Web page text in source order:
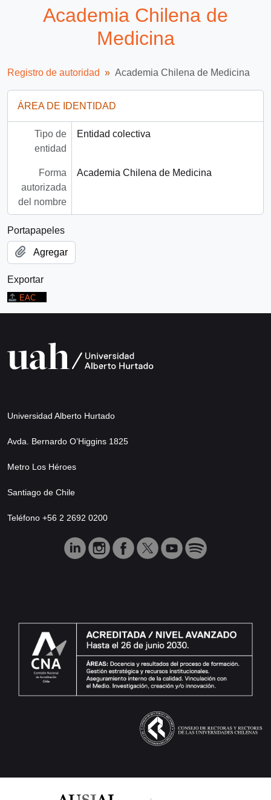
Academia Chilena de
Medicina
Registro de autoridad Academia Chilena de Medicina
ÁREA DE IDENTIDAD
Tipo de
entidad
Entidad colectiva
Forma
autorizada
del nombre
Academia Chilena de Medicina
Portapapeles
Agregar
Exportar
EAC
Universidad Alberto Hurtado
Avda. Bernardo O’Higgins 1825
Metro Los Héroes
Santiago de Chile
Teléfono +56 2 2692 0200